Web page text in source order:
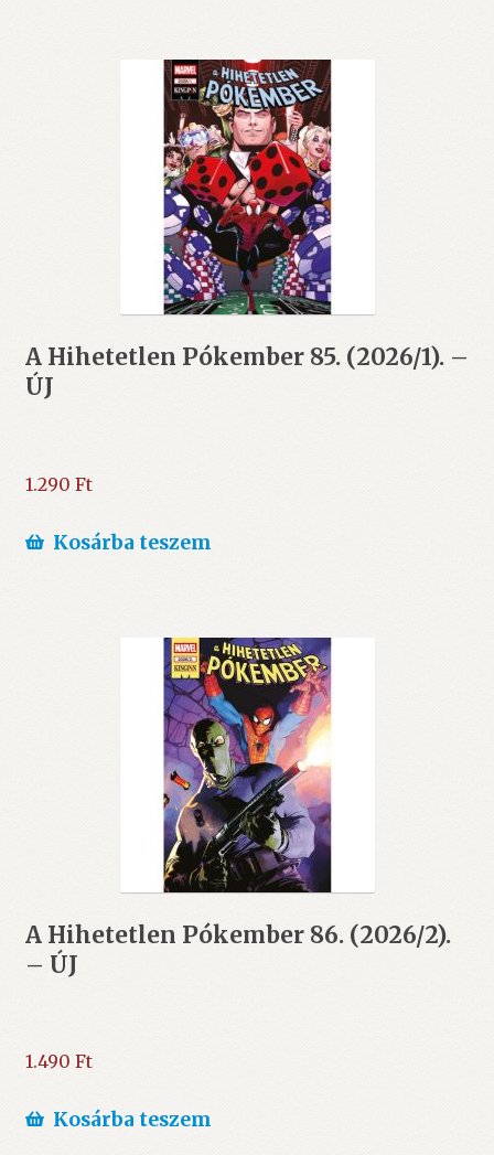
A Hihetetlen Pókember 85. (2026/1). –
ÚJ
1.290 Ft
Kosárba teszem
A Hihetetlen Pókember 86. (2026/2).
– ÚJ
1.490 Ft
Kosárba teszem